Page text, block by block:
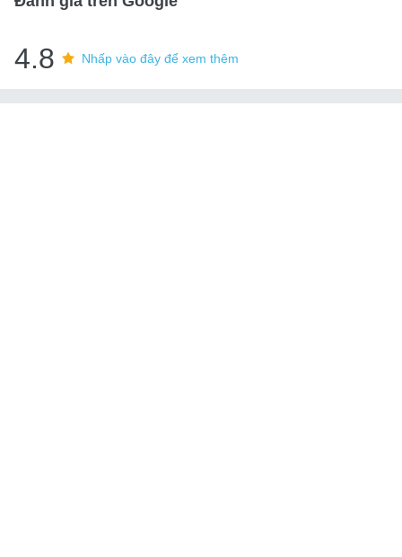
4.8 Nhấp vào đây để xem thêm